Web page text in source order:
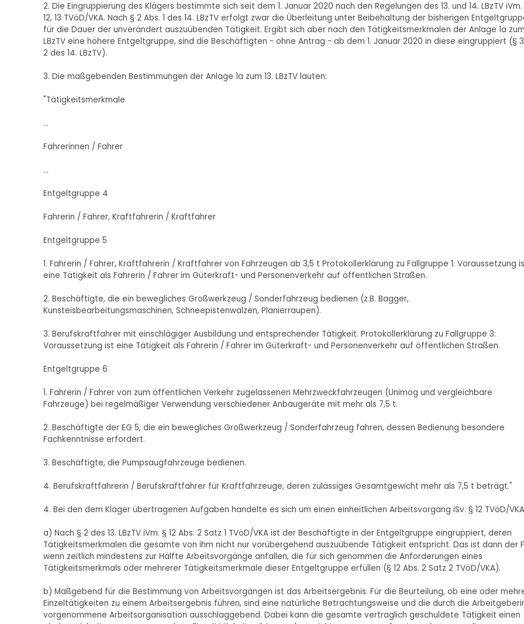
2. Die Eingruppierung des Klägers bestimmte sich seit dem 1. Januar 2020 nach den Regelungen des 13. und 14. LBzTV iVm.
12, 13 TVöD/VKA. Nach § 2 Abs. 1 des 14. LBzTV erfolgt zwar die Überleitung unter Beibehaltung der bisherigen
für die Dauer der unverändert auszuübenden Tätigkeit. Ergibt sich aber nach den Tätigkeitsmerkmalen der Anlage 1a zum
LBzTV eine höhere Entgeltgruppe, sind die Beschäftigten - ohne Antrag - ab dem 1. Januar 2020 in diese eingruppiert (§ 3
2 des 14. LBzTV).
3. Die maßgebenden Bestimmungen der Anlage 1a zum 13. LBzTV lauten:
"Tätigkeitsmerkmale
...
Fahrerinnen / Fahrer
...
Entgeltgruppe 4
Fahrerin / Fahrer, Kraftfahrerin / Kraftfahrer
Entgeltgruppe 5
1. Fahrerin / Fahrer, Kraftfahrerin / Kraftfahrer von Fahrzeugen ab 3,5 t Protokollerklärung zu Fallgruppe 1: Voraussetzung
eine Tätigkeit als Fahrerin / Fahrer im Güterkraft- und Personenverkehr auf öffentlichen Straßen.
2. Beschäftigte, die ein bewegliches Großwerkzeug / Sonderfahrzeug bedienen (z.B. Bagger,
Kunsteisbearbeitungsmaschinen, Schneepistenwalzen, Planierraupen).
3. Berufskraftfahrer mit einschlägiger Ausbildung und entsprechender Tätigkeit. Protokollerklärung zu Fallgruppe 3:
Voraussetzung ist eine Tätigkeit als Fahrerin / Fahrer im Güterkraft- und Personenverkehr auf öffentlichen Straßen.
Entgeltgruppe 6
1. Fahrerin / Fahrer von zum öffentlichen Verkehr zugelassenen Mehrzweckfahrzeugen (Unimog und vergleichbare
Fahrzeuge) bei regelmäßiger Verwendung verschiedener Anbaugeräte mit mehr als 7,5 t.
2. Beschäftigte der EG 5, die ein bewegliches Großwerkzeug / Sonderfahrzeug fahren, dessen Bedienung besondere
Fachkenntnisse erfordert.
3. Beschäftigte, die Pumpsaugfahrzeuge bedienen.
4. Berufskraftfahrerin / Berufskraftfahrer für Kraftfahrzeuge, deren zulässiges Gesamtgewicht mehr als 7,5 t beträgt."
4. Bei den dem Kläger übertragenen Aufgaben handelte es sich um einen einheitlichen Arbeitsvorgang iSv. § 12 TVöD/
a) Nach § 2 des 13. LBzTV iVm. § 12 Abs. 2 Satz 1 TVöD/VKA ist der Beschäftigte in der Entgeltgruppe eingruppiert, deren
Tätigkeitsmerkmalen die gesamte von ihm nicht nur vorübergehend auszuübende Tätigkeit entspricht. Das ist dann der
wenn zeitlich mindestens zur Hälfte Arbeitsvorgänge anfallen, die für sich genommen die Anforderungen eines
Tätigkeitsmerkmals oder mehrerer Tätigkeitsmerkmale dieser Entgeltgruppe erfüllen (§ 12 Abs. 2 Satz 2 TVöD/VKA).
b) Maßgebend für die Bestimmung von Arbeitsvorgängen ist das Arbeitsergebnis. Für die Beurteilung, ob eine oder
Einzeltätigkeiten zu einem Arbeitsergebnis führen, sind eine natürliche Betrachtungsweise und die durch die
vorgenommene Arbeitsorganisation ausschlaggebend. Dabei kann die gesamte vertraglich geschuldete Tätigkeit einen